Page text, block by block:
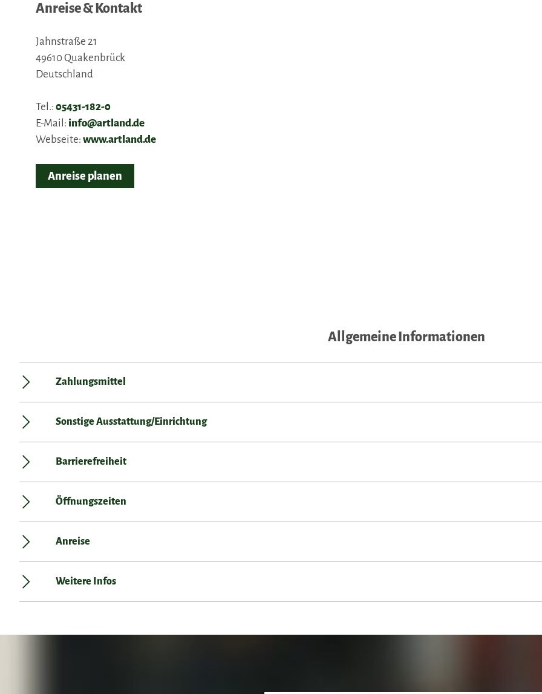
Anreise & Kontakt
Jahnstraße 21
49610 Quakenbrück
Deutschland
Tel.: 05431-182-0
E-Mail: info@artland.de
Webseite: www.artland.de
Anreise planen
Allgemeine Informationen
Zahlungsmittel
Sonstige Ausstattung/Einrichtung
Barrierefreiheit
Öffnungszeiten
Anreise
Weitere Infos